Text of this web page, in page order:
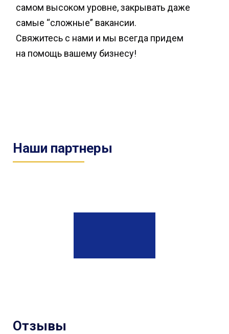
самом высоком уровне, закрывать даже
самые “сложные” вакансии.
Свяжитесь с нами и мы всегда придем
на помощь вашему бизнесу!
Наши партнеры
Отзывы